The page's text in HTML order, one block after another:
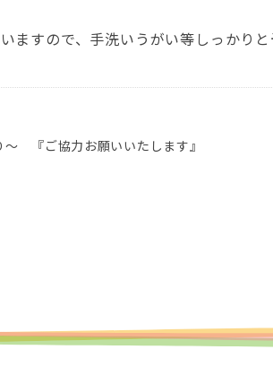
ますので、手洗いうがい等しっかり
『ご協力お願いいたします』